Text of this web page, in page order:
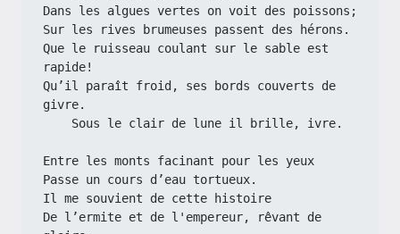
Dans les algues vertes on voit des poissons;
Sur les rives brumeuses passent des hérons.
Que le ruisseau coulant sur le sable est
rapide!
Qu’il paraît froid, ses bords couverts de
givre.
    Sous le clair de lune il brille, ivre.
Entre les monts facinant pour les yeux
Passe un cours d’eau tortueux.
Il me souvient de cette histoire
De l’ermite et de l'empereur, rêvant de